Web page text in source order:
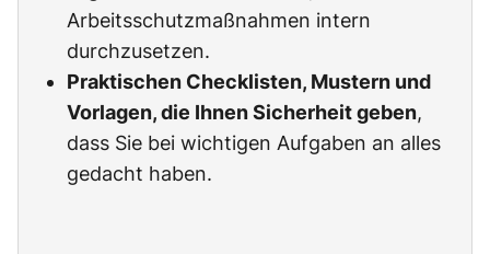
Arbeitsschutzmaßnahmen intern
durchzusetzen.
Praktischen Checklisten, Mustern und
Vorlagen, die Ihnen Sicherheit geben,
dass Sie bei wichtigen Aufgaben an alles
gedacht haben.